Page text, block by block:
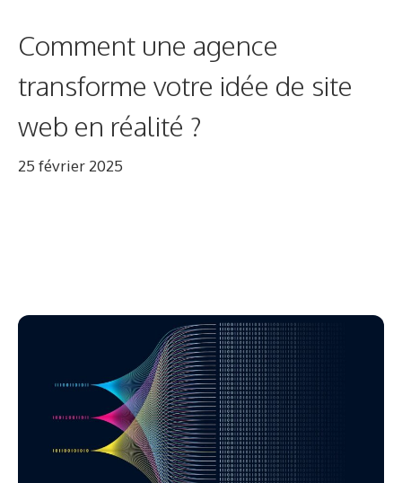
Comment une agence
transforme votre idée de site
web en réalité ?
25 février 2025